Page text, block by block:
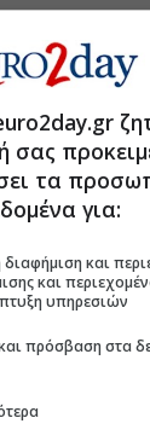
στο
σας
τα
για:
διαφήμιση και
και
υπηρεσιών
πρόσβαση στα